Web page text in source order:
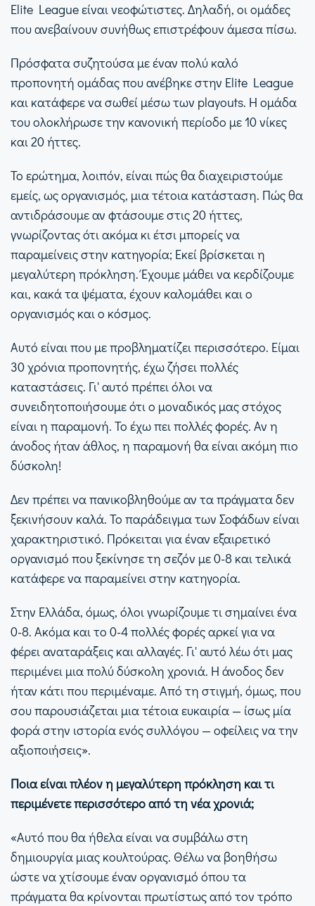
Elite League είναι νεοφώτιστες. Δηλαδή, οι ομάδες
που ανεβαίνουν συνήθως επιστρέφουν άμεσα πίσω.
Πρόσφατα συζητούσα με έναν πολύ καλό
προπονητή ομάδας που ανέβηκε στην Elite League
και κατάφερε να σωθεί μέσω των playouts. Η ομάδα
του ολοκλήρωσε την κανονική περίοδο με 10 νίκες
και 20 ήττες.
Το ερώτημα, λοιπόν, είναι πώς θα διαχειριστούμε
εμείς, ως οργανισμός, μια τέτοια κατάσταση. Πώς θα
αντιδράσουμε αν φτάσουμε στις 20 ήττες,
γνωρίζοντας ότι ακόμα κι έτσι μπορείς να
παραμείνεις στην κατηγορία; Εκεί βρίσκεται η
μεγαλύτερη πρόκληση. Έχουμε μάθει να κερδίζουμε
και, κακά τα ψέματα, έχουν καλομάθει και ο
οργανισμός και ο κόσμος.
Αυτό είναι που με προβληματίζει περισσότερο. Είμαι
30 χρόνια προπονητής, έχω ζήσει πολλές
καταστάσεις. Γι' αυτό πρέπει όλοι να
συνειδητοποιήσουμε ότι ο μοναδικός μας στόχος
είναι η παραμονή. Το έχω πει πολλές φορές. Αν η
άνοδος ήταν άθλος, η παραμονή θα είναι ακόμη πιο
δύσκολη!
Δεν πρέπει να πανικοβληθούμε αν τα πράγματα δεν
ξεκινήσουν καλά. Το παράδειγμα των Σοφάδων είναι
χαρακτηριστικό. Πρόκειται για έναν εξαιρετικό
οργανισμό που ξεκίνησε τη σεζόν με 0-8 και τελικά
κατάφερε να παραμείνει στην κατηγορία.
Στην Ελλάδα, όμως, όλοι γνωρίζουμε τι σημαίνει ένα
0-8. Ακόμα και το 0-4 πολλές φορές αρκεί για να
φέρει αναταράξεις και αλλαγές. Γι' αυτό λέω ότι μας
περιμένει μια πολύ δύσκολη χρονιά. Η άνοδος δεν
ήταν κάτι που περιμέναμε. Από τη στιγμή, όμως, που
σου παρουσιάζεται μια τέτοια ευκαιρία — ίσως μία
φορά στην ιστορία ενός συλλόγου — οφείλεις να την
αξιοποιήσεις».
Ποια είναι πλέον η μεγαλύτερη πρόκληση και τι
περιμένετε περισσότερο από τη νέα χρονιά;
«Αυτό που θα ήθελα είναι να συμβάλω στη
δημιουργία μιας κουλτούρας. Θέλω να βοηθήσω
ώστε να χτίσουμε έναν οργανισμό όπου τα
πράγματα θα κρίνονται πρωτίστως από τον τρόπο